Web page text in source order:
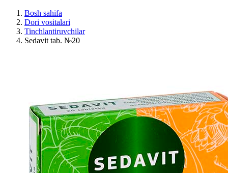
Bosh sahifa
Dori vositalari
Tinchlantiruvchilar
Sedavit tab. №20